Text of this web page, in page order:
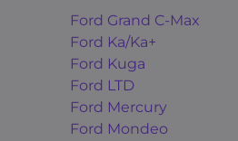
Ford Grand C-Max
Ford Ka/Ka+
Ford Kuga
Ford LTD
Ford Mercury
Ford Mondeo